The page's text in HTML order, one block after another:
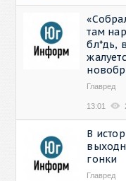
там
бл*дь,
Главред
13:01
В
гонки
Главред